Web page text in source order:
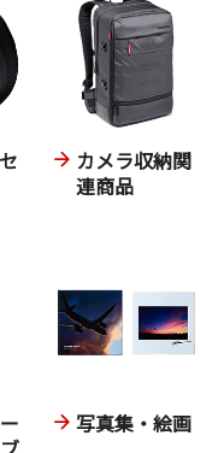
カメラ収納関
連商品
写真集・絵画